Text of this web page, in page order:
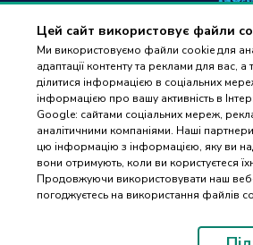
Цей сайт використовує файли
Ми використовуємо файли cookie для
адаптації контенту та реклами для вас,
ділитися інформацією в соціальних
інформацією про вашу активність в
Google: сайтами соціальних мереж,
аналітичними компаніями. Наші
цю інформацію з інформацією, яку ви
вони отримують, коли ви користуєтеся
Продовжуючи використовувати наш
погоджуєтесь на використання файлів
+38(096) 488
дзвінки приймаються в робочі
Оплата та
Контакти